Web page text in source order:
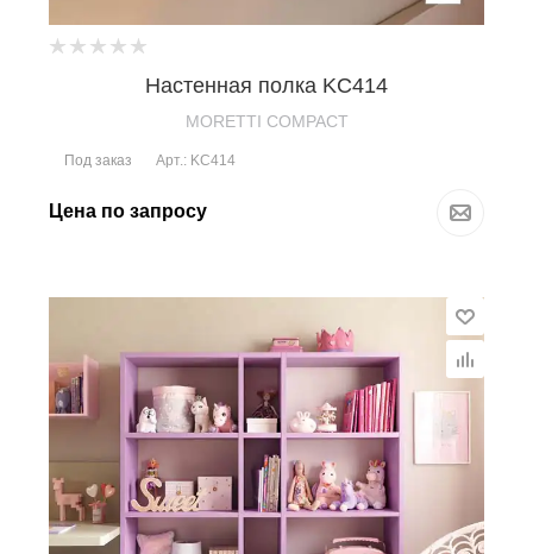
Настенная полка KC414
MORETTI COMPACT
Под заказ Арт.: KC414
Цена по запросу